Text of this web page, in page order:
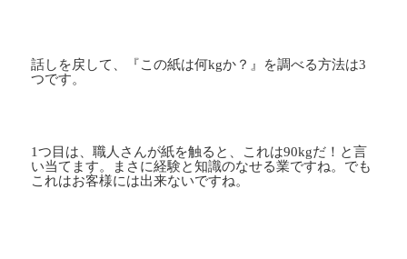
話しを戻して、『この紙は何kgか？』を調べる方法は3
つです。
1つ目は、職人さんが紙を触ると、これは90kgだ！と言
い当てます。まさに経験と知識のなせる業ですね。でも
これはお客様には出来ないですね。